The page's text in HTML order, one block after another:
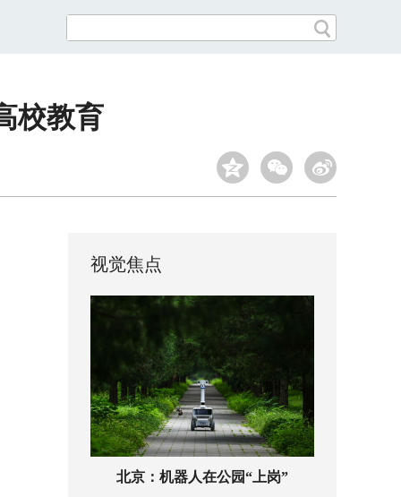
校教育
视觉焦点
北京：机器人在公园“上岗”